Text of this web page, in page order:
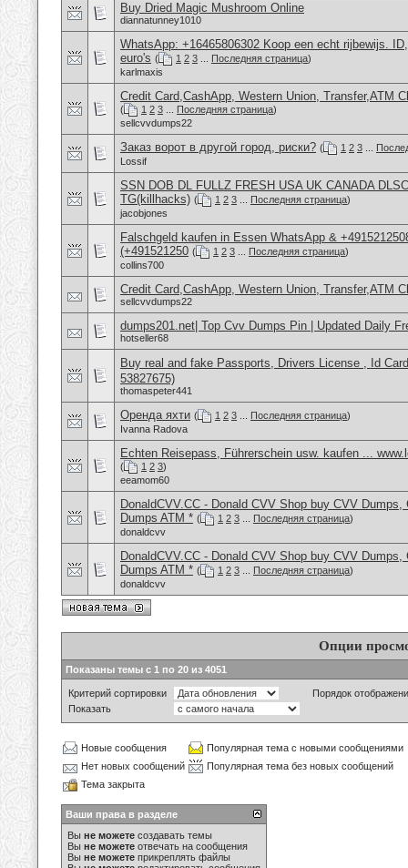
Buy Dried Magic Mushroom Online
diannatunney1010
WhatsApp: +16465806302 Koop een echt rijbewijs.
euro's ( 1 2 3 Последняя страница)
karlmaxis
Credit Card,CashApp, Western Union, Transfer,ATM
( 1 2 3 Последняя страница)
sellcvvdumps22
Заказ ворот в другой город, риски? ( 1 2 3
Lossif
SSN DOB DL FULLZ FRESH USA UK CANADA
TG(killhacks) ( 1 2 3 Последняя страница)
jacobjones
Falschgeld kaufen in Essen WhatsApp &
(+491521250 ( 1 2 3 Последняя страница)
collins700
Credit Card,CashApp, Western Union, Transfer,ATM
sellcvvdumps22
dumps201.net| Top Cvv Dumps Pin | Updated Daily
hotseller68
Buy real and fake Passports, Drivers License , Id
53827675)
thomaspeter441
Оренда яхти ( 1 2 3 Последняя страница)
Ivanna Radova
Echten Reisepass, Führerschein usw. kaufen ...
( 1 2 3)
eeamom60
DonaldCVV.CC - Donald CVV Shop buy CVV
Dumps ATM * ( 1 2 3 Последняя страница)
donaldcvv
DonaldCVV.CC - Donald CVV Shop buy CVV
Dumps ATM * ( 1 2 3 Последняя страница)
donaldcvv
Опции
Показаны темы с 1 по 20 из 4051
Критерий сортировки
Порядок
Показать
Новые сообщения
Популярная тема с новыми сообщениями
Нет новых сообщений
Популярная тема без новых сообщений
Тема закрыта
Ваши права в разделе
Вы не можете создавать темы
Вы не можете отвечать на сообщения
Вы не можете прикреплять файлы